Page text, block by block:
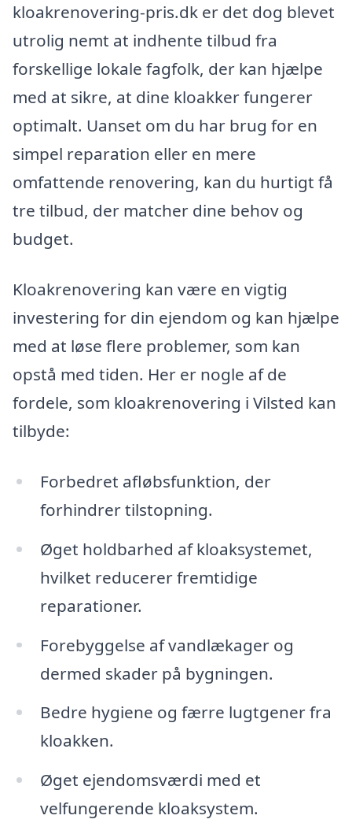
kloakrenovering-pris.dk er det dog blevet
utrolig nemt at indhente tilbud fra
forskellige lokale fagfolk, der kan hjælpe
med at sikre, at dine kloakker fungerer
optimalt. Uanset om du har brug for en
simpel reparation eller en mere
omfattende renovering, kan du hurtigt få
tre tilbud, der matcher dine behov og
budget.
Kloakrenovering kan være en vigtig
investering for din ejendom og kan hjælpe
med at løse flere problemer, som kan
opstå med tiden. Her er nogle af de
fordele, som kloakrenovering i Vilsted kan
tilbyde:
Forbedret afløbsfunktion, der
forhindrer tilstopning.
Øget holdbarhed af kloaksystemet,
hvilket reducerer fremtidige
reparationer.
Forebyggelse af vandlækager og
dermed skader på bygningen.
Bedre hygiene og færre lugtgener fra
kloakken.
Øget ejendomsværdi med et
velfungerende kloaksystem.